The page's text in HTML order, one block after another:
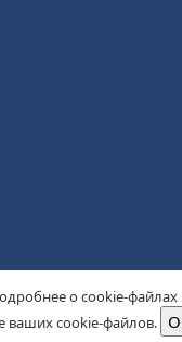
о cookie-
ваших cookie-файлов.